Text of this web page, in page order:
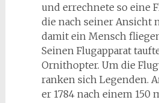
und errechnete so eine
die nach seiner Ansicht
damit ein Mensch
Seinen Flugapparat
Ornithopter. Um die
ranken sich Legenden.
er 1784 nach einem 150